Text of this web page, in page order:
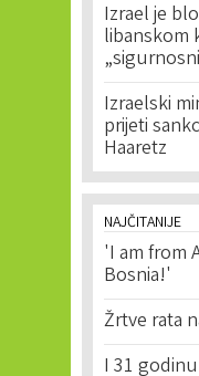
Izrael je
libanskom
Izraelski
prijeti
Haaretz
NAJČITANIJE
'I am from
Bosnia!'
Žrtve rata
I 31